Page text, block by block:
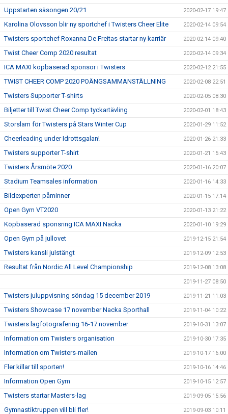
Uppstarten säsongen 20/21 2020-02-17 19:47
Karolina Olovsson blir ny sportchef i Twisters Cheer Elite 2020-02-14 09:54
Twisters sportchef Roxanna De Freitas startar ny karriär 2020-02-14 09:40
Twist Cheer Comp 2020 resultat 2020-02-14 09:34
ICA MAXI köpbaserad sponsor i Twisters 2020-02-12 21:55
TWIST CHEER COMP 2020 POÄNGSAMMANSTÄLLNING 2020-02-08 22:51
Twisters Supporter T-shirts 2020-02-05 08:30
Biljetter till Twist Cheer Comp tyckartävling 2020-02-01 18:43
Storslam för Twisters på Stars Winter Cup 2020-01-29 11:52
Cheerleading under Idrottsgalan! 2020-01-26 21:33
Twisters supporter T-shirt 2020-01-21 15:43
Twisters Årsmöte 2020 2020-01-16 20:07
Stadium Teamsales information 2020-01-16 14:33
Bildexperten påminner 2020-01-15 17:14
Open Gym VT2020 2020-01-13 21:22
Köpbaserad sponsring ICA MAXI Nacka 2020-01-10 19:29
Open Gym på jullovet 2019-12-15 21:54
Twisters kansli julstängt 2019-12-09 12:53
Resultat från Nordic All Level Championship 2019-12-08 13:08
2019-11-27 08:50
Twisters juluppvisning söndag 15 december 2019 2019-11-21 11:03
Twisters Showcase 17 november Nacka Sporthall 2019-11-04 10:22
Twisters lagfotografering 16-17 november 2019-10-31 13:07
Information om Twisters organisation 2019-10-30 17:35
Information om Twisters-mailen 2019-10-17 16:00
Fler killar till sporten! 2019-10-16 14:46
Information Open Gym 2019-10-15 12:57
Twisters startar Masters-lag 2019-09-05 15:56
Gymnastiktruppen vill bli fler! 2019-09-03 10:11